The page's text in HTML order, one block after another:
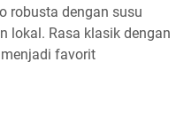
robusta dengan susu
lokal. Rasa klasik dengan
favorit